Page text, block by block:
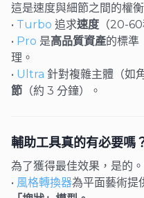
這是速度與細節之間的權衡
• Turbo 追求速度 （20-
• Pro 是高品質資產的標準
理。
• Ultra 針對複雜主體（如
節 （約 3 分鐘）。
輔助工具真的有必要嗎
為了獲得最佳效果，是的
• 風格轉換器為平面藝術提